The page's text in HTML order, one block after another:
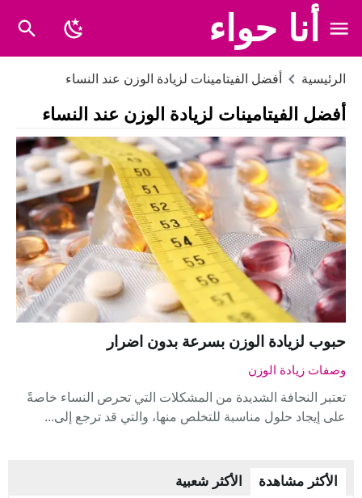
أنا حواء
الرئيسية أفضل الفيتامينات لزيادة الوزن عند النساء
أفضل الفيتامينات لزيادة الوزن عند النساء
حبوب لزيادة الوزن بسرعة بدون اضرار
وصفات زيادة الوزن
تعتبر النحافة الشديدة من المشكلات التي تحرص النساء خاصةً
على إيجاد حلول مناسبة للتخلص منها، والتي قد ترجع إلى...
الأكثر مشاهدة الأكثر شعبية